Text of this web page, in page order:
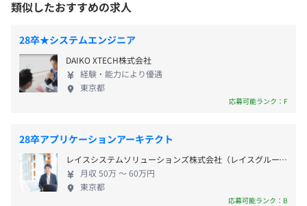
データセンター環境監視システム『iDCNavi』
トレーディングカード査定システム『ピタカ』
トレーディングカードサイネージ『ピタカショーケース』
組込みソフトウェア自動テストシステム『Quality
【日本ノーベルのコアテクノロジー】
◼︎画像処理技術
◼︎テスト自動化技術
・組込み技術者養成コース
・システム開発演習
・開発演習成果発表プレゼン
▼
7月～9月
▼
配属後は先輩社員に教わりながら、部門で使う言語、ツー
ルを使って開発をおこないます。
仕様書や設計書、報告書の書き方もここで習い、実務の流
のスマートフォンの組み込み・開発まで。お客さま
と直接打ち合わせを重ねて設計していきます。 創業
当初からお客さまのご要望にNOとは言わず、実現で
きる方法を考えてきました。お客さまに喜んでもら
うことが最優先。そんな日本ノーベルを頼りにして
くださるお客さまがたくさんいます。 前例のない製
と、たくさんのお客さまから信頼していただいてい
るのです。 私たちは、これからもお客さまととも
に、ITの新しい可能性に挑み続けてまいります。
【日本ノーベルのコアテクノロジー】 ◼︎画像処理技
術 ◼︎テスト自動化技術 ◼︎ロボット技術 ◼︎モバイルデ
類似したおすすめの求人
28卒★システムエンジニア
DAIKO XTECH株式会社
経験・能力により優遇
東京都
応募可能ランク：F
28卒アプリケーションアーキテクト
レイスシステムソリューションズ株式会社（レイスグループ）
月収 50万 〜 60万円
東京都
応募可能ランク：B